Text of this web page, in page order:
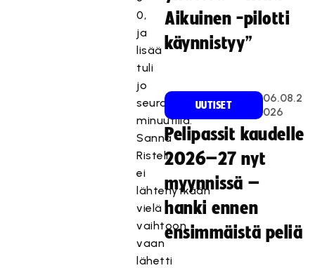
0,
ja
lisää
tuli
jo
seuraavalla
minuutilla.
Sanna
Risteli
ei
lähtenytkään
vielä
vaihtoon
vaan
lähetti
Aikuinen -pilotti
käynnistyy”
UUTISET
06.08.2
026
Pelipassit kaudelle
2026–27 nyt
myynnissä –
hanki ennen
ensimmäistä peliä